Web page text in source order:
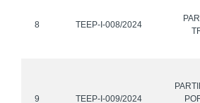
8 TEEP-I-008/2024
9 TEEP-I-009/2024